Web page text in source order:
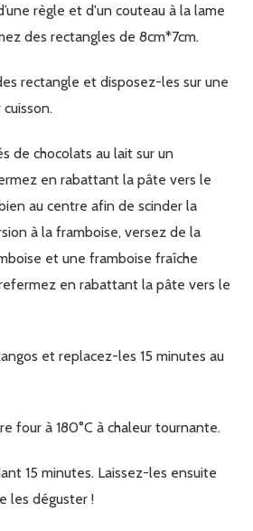
règle et d'un couteau à la lame
des rectangles de 8cm*7cm.
en rabattant la pâte vers le
au centre afin de scinder la
à la framboise, versez de la
et une framboise fraîche
en rabattant la pâte vers le
four à 180°C à chaleur tournante.
les déguster !